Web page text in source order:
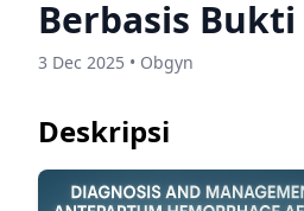
Berbasis Bukti
3 Dec 2025 • Obgyn
Deskripsi